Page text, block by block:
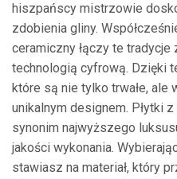
hiszpańscy mistrzowie
zdobienia gliny.
ceramiczny łączy te
technologią cyfrową. Dzięki
które są nie tylko trwałe, ale
unikalnym designem. Płytki
synonim najwyższego
jakości wykonania.
stawiasz na materiał, który